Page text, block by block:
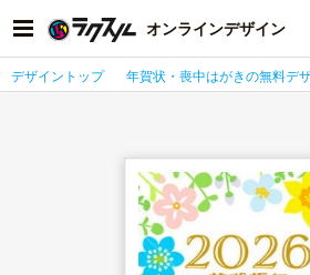
オンラインデザイン
デザイントップ 年賀状・喪中はがきの無料デ